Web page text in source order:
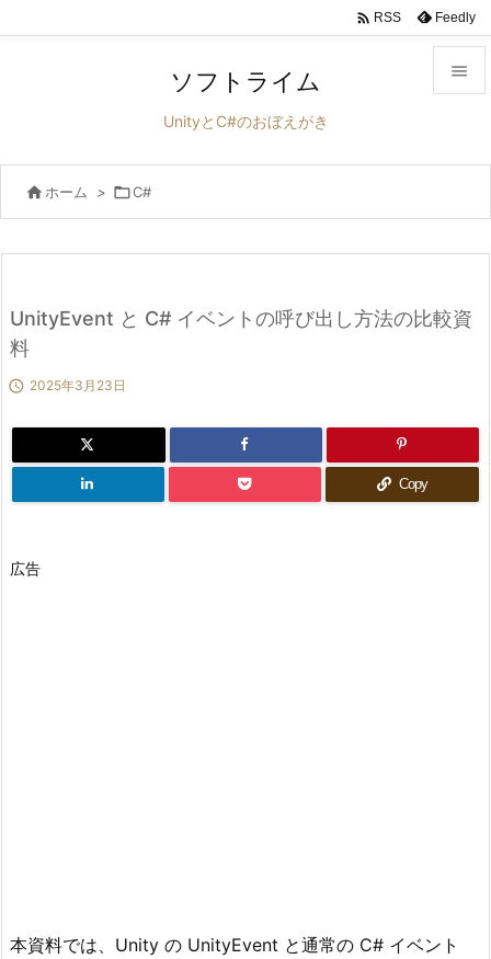


前へ
次へ
 RSS Feedly
ソフトライム
UnityとC#のおぼえがき
 ホーム > C#
UnityEvent と C# イベントの呼び出し方法の比較資
料
 2025年3月23日
Copy
広告
本資料では、Unity の UnityEvent と通常の C# イベント